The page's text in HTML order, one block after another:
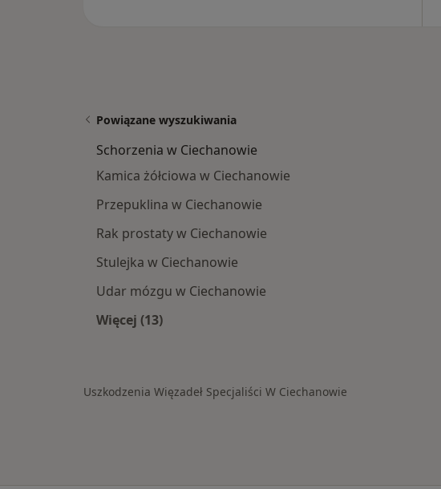
Powiązane wyszukiwania
Schorzenia w Ciechanowie
Kamica żółciowa w Ciechanowie
Przepuklina w Ciechanowie
Rak prostaty w Ciechanowie
Stulejka w Ciechanowie
Udar mózgu w Ciechanowie
Więcej (13)
Uszkodzenia Więzadeł Specjaliści W Ciechanowie